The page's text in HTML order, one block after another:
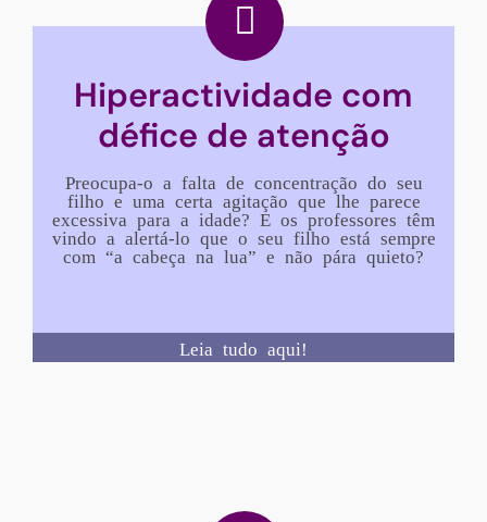
Hiperactividade com
défice de atenção
Preocupa-o a falta de concentração do seu
filho e uma certa agitação que lhe parece
excessiva para a idade? E os professores têm
vindo a alertá-lo que o seu filho está sempre
com “a cabeça na lua” e não pára quieto?
Leia tudo aqui!